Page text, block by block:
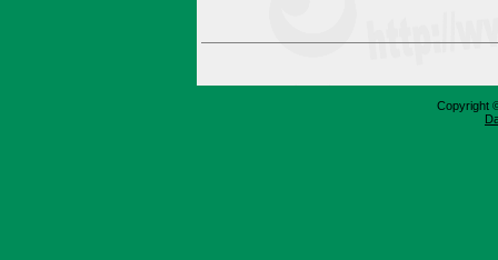
Copyright